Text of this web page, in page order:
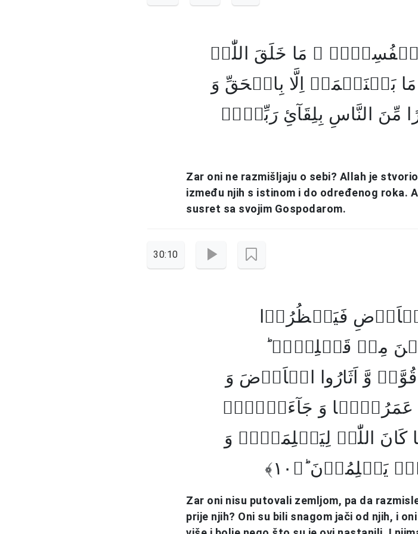
مَا خَلَقَ اللّٰہُ
بَیۡنَہُمَاۤ اِلَّا بِالۡحَقِّ وَ
مِّنَ النَّاسِ بِلِقَآیِٔ رَبِّہِمۡ
Zar oni ne razmišljaju o sebi? Allah je
između njih s istinom i do određenog roka.
susret sa svojim Gospodarom.
30:10
فَیَنۡظُرُوۡا
مِنۡ قَبۡلِہِمۡ
وَّ اَثَارُوا الۡاَرۡضَ وَ
عَمَرُوۡہَا وَ جَآءَتۡہُمۡ
کَانَ اللّٰہُ لِیَظۡلِمَہُمۡ وَ
ؕ﴿۱۰﴾
Zar oni nisu putovali zemljom, pa da
prije njih? Oni su bili snagom jači od njih, i